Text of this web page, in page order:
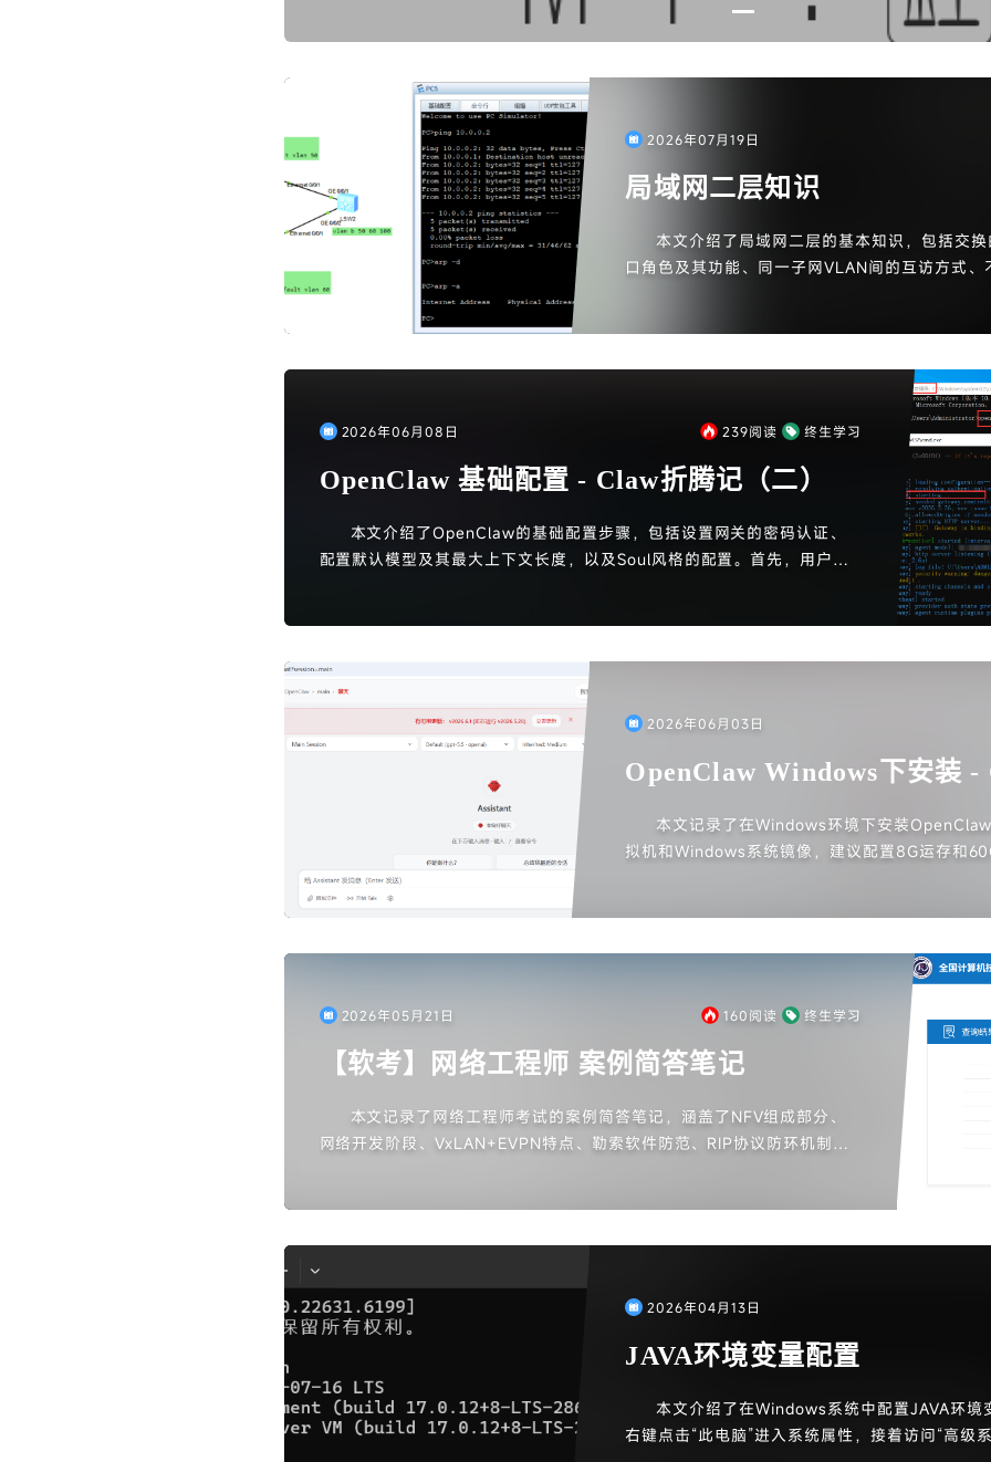
2026年07月19日
局域网二层知识
本文介绍了局域网二层的基本知识，包括交
口角色及其功能、同一子网VLAN间的互访方式
题，通过双层标签实现不同客户的业务隔离。
2026年06月08日 239阅读 终生学习
OpenClaw 基础配置 - Claw折腾记（二）
本文介绍了OpenClaw的基础配置步骤，包括设置网关的密码认证、
配置默认模型及其最大上下文长度，以及Soul风格的配置。首先，用户需
最后，重启网关并通过浏览器访问，完成身份定义和介绍。
2026年06月03日
OpenClaw Windows下安装 -
本文记录了在Windows环境下安装
拟机和Windows系统镜像，建议配置8G运存和
后续管理OpenClaw。
2026年05月21日 160阅读 终生学习
【软考】网络工程师 案例简答笔记
本文记录了网络工程师考试的案例简答笔记，涵盖了NFV组成部分、
网络开发阶段、VxLAN+EVPN特点、勒索软件防范、RIP协议防环机制等
考试挑战。
2026年04月13日
JAVA环境变量配置
本文介绍了在Windows系统中配置JAVA环境
右键点击“此电脑”进入系统属性，接着访问“高级